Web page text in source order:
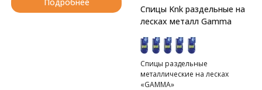
Спицы Knk раздельные на
лесках металл Gamma
Спицы раздельные
металлические на лесках
«GAMMA»